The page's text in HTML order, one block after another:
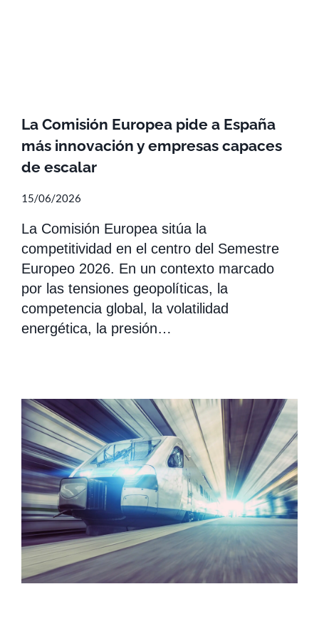
La Comisión Europea pide a España
más innovación y empresas capaces
de escalar
15/06/2026
La Comisión Europea sitúa la
competitividad en el centro del Semestre
Europeo 2026. En un contexto marcado
por las tensiones geopolíticas, la
competencia global, la volatilidad
energética, la presión…